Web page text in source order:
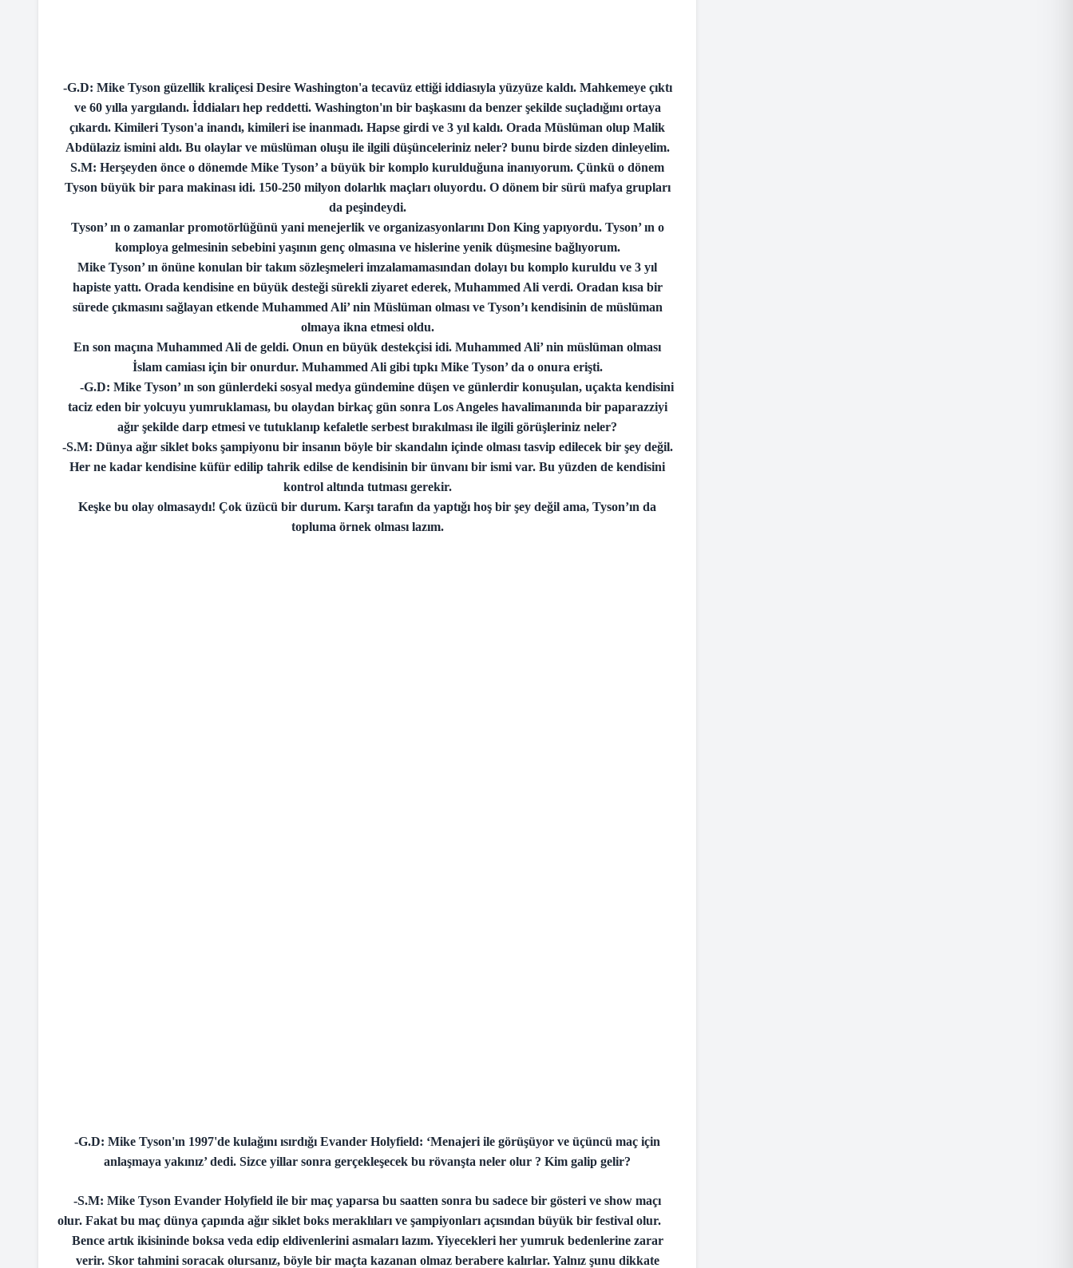
-G.D: Mike Tyson güzellik kraliçesi Desire Washington'a tecavüz ettiği iddiasıyla yüzyüze kaldı. Mahkemeye çıktı
ve 60 yılla yargılandı. İddiaları hep reddetti. Washington'ın bir başkasını da benzer şekilde suçladığını ortaya
çıkardı. Kimileri Tyson'a inandı, kimileri ise inanmadı. Hapse girdi ve 3 yıl kaldı. Orada Müslüman olup Malik
Abdülaziz ismini aldı. Bu olaylar ve müslüman oluşu ile ilgili düşünceleriniz neler? bunu birde sizden dinleyelim.
S.M: Herşeyden önce o dönemde Mike Tyson’ a büyük bir komplo kurulduğuna inanıyorum. Çünkü o dönem
Tyson büyük bir para makinası idi. 150-250 milyon dolarlık maçları oluyordu. O dönem bir sürü mafya grupları
da peşindeydi.
Tyson’ ın o zamanlar promotörlüğünü yani menejerlik ve organizasyonlarını Don King yapıyordu. Tyson’ ın o
komploya gelmesinin sebebini yaşının genç olmasına ve hislerine yenik düşmesine bağlıyorum.
Mike Tyson’ ın önüne konulan bir takım sözleşmeleri imzalamamasından dolayı bu komplo kuruldu ve 3 yıl
hapiste yattı. Orada kendisine en büyük desteği sürekli ziyaret ederek, Muhammed Ali verdi. Oradan kısa bir
sürede çıkmasını sağlayan etkende Muhammed Ali’ nin Müslüman olması ve Tyson’ı kendisinin de müslüman
olmaya ikna etmesi oldu.
En son maçına Muhammed Ali de geldi. Onun en büyük destekçisi idi. Muhammed Ali’ nin müslüman olması
İslam camiası için bir onurdur. Muhammed Ali gibi tıpkı Mike Tyson’ da o onura erişti.
-G.D: Mike Tyson’ ın son günlerdeki sosyal medya gündemine düşen ve günlerdir konuşulan, uçakta kendisini
taciz eden bir yolcuyu yumruklaması, bu olaydan birkaç gün sonra Los Angeles havalimanında bir paparazziyi
ağır şekilde darp etmesi ve tutuklanıp kefaletle serbest bırakılması ile ilgili görüşleriniz neler?
-S.M: Dünya ağır siklet boks şampiyonu bir insanın böyle bir skandalın içinde olması tasvip edilecek bir şey değil.
Her ne kadar kendisine küfür edilip tahrik edilse de kendisinin bir ünvanı bir ismi var. Bu yüzden de kendisini
kontrol altında tutması gerekir.
Keşke bu olay olmasaydı! Çok üzücü bir durum. Karşı tarafın da yaptığı hoş bir şey değil ama, Tyson’ın da
topluma örnek olması lazım.
-G.D: Mike Tyson'ın 1997'de kulağını ısırdığı Evander Holyfield: ‘Menajeri ile görüşüyor ve üçüncü maç için
anlaşmaya yakınız’ dedi. Sizce yillar sonra gerçekleşecek bu rövanşta neler olur ? Kim galip gelir?
-S.M: Mike Tyson Evander Holyfield ile bir maç yaparsa bu saatten sonra bu sadece bir gösteri ve show maçı
olur. Fakat bu maç dünya çapında ağır siklet boks meraklıları ve şampiyonları açısından büyük bir festival olur.
Bence artık ikisininde boksa veda edip eldivenlerini asmaları lazım. Yiyecekleri her yumruk bedenlerine zarar
verir. Skor tahmini soracak olursanız, böyle bir maçta kazanan olmaz berabere kalırlar. Yalnız şunu dikkate